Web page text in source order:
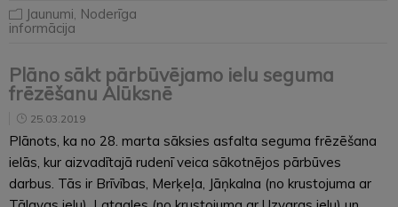
Jaunumi Noderīga
informācija
Plāno sākt pārbūvējamo ielu seguma
frēzēšanu Alūksnē
25.03.2019
Plānots, ka no 28. marta sāksies asfalta seguma frēzēšana
ielās, kur aizvadītajā rudenī veica sākotnējos pārbūves
darbus. Tās ir Brīvības, Merķeļa, Jāņkalna (no krustojuma ar